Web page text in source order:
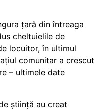
țară din întreaga
cheltuielile de
locuitor, în ultimul
comunitar a crescut
– ultimele date
știință au creat